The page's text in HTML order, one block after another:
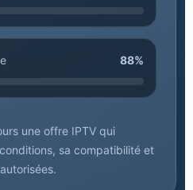
88%
une offre IPTV qui
sa compatibilité et